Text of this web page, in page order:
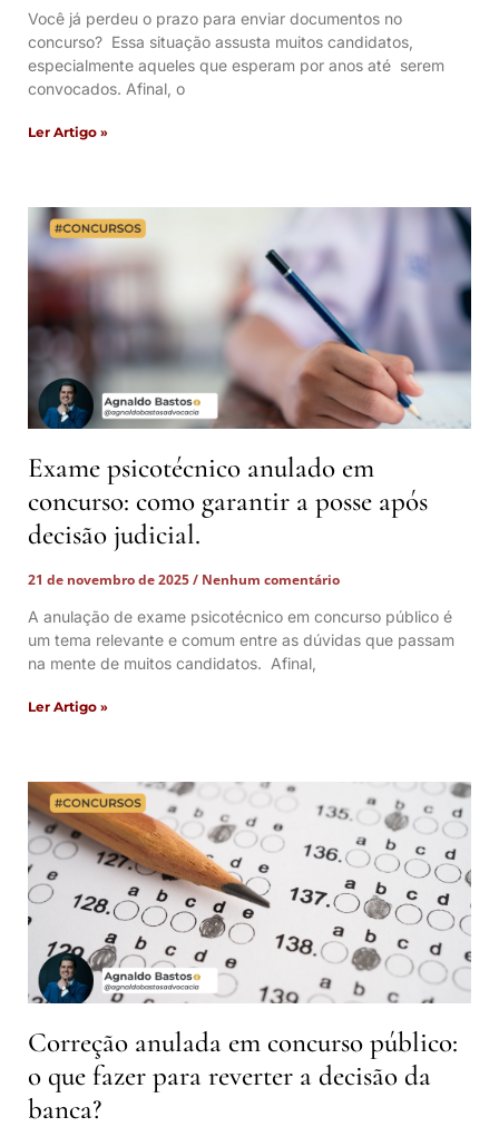
Você já perdeu o prazo para enviar documentos no
concurso? Essa situação assusta muitos candidatos,
especialmente aqueles que esperam por anos até serem
convocados. Afinal, o
Ler Artigo »
Exame psicotécnico anulado em
concurso: como garantir a posse após
decisão judicial.
21 de novembro de 2025
Nenhum comentário
A anulação de exame psicotécnico em concurso público é
um tema relevante e comum entre as dúvidas que passam
na mente de muitos candidatos. Afinal,
Ler Artigo »
Correção anulada em concurso público:
o que fazer para reverter a decisão da
banca?